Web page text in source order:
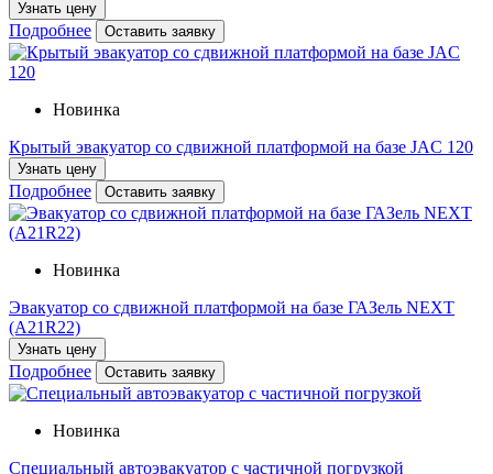
Узнать цену
Подробнее Оставить заявку
Новинка
Крытый эвакуатор со cдвижной платформой на базе JAC 120
Узнать цену
Подробнее Оставить заявку
Новинка
Эвакуатор со сдвижной платформой на базе ГАЗель NEXT
(А21R22)
Узнать цену
Подробнее Оставить заявку
Новинка
Специальный автоэвакуатор с частичной погрузкой